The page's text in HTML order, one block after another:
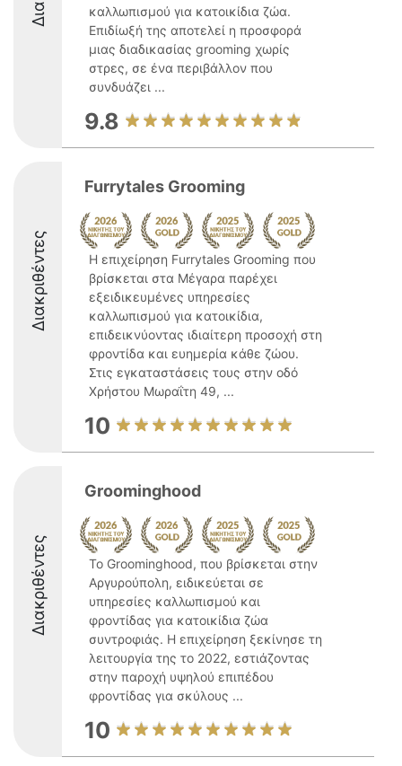
καλλωπισμού για κατοικίδια ζώα.
Επιδίωξή της αποτελεί η προσφορά
μιας διαδικασίας grooming χωρίς
στρες, σε ένα περιβάλλον που
συνδυάζει ...
9.8
Διακριθέντες
Furrytales Grooming
Η επιχείρηση Furrytales Grooming που
βρίσκεται στα Μέγαρα παρέχει
εξειδικευμένες υπηρεσίες
καλλωπισμού για κατοικίδια,
επιδεικνύοντας ιδιαίτερη προσοχή στη
φροντίδα και ευημερία κάθε ζώου.
Στις εγκαταστάσεις τους στην οδό
Χρήστου Μωραΐτη 49, ...
10
Διακριθέντες
Groominghood
Το Groominghood, που βρίσκεται στην
Αργυρούπολη, ειδικεύεται σε
υπηρεσίες καλλωπισμού και
φροντίδας για κατοικίδια ζώα
συντροφιάς. Η επιχείρηση ξεκίνησε τη
λειτουργία της το 2022, εστιάζοντας
στην παροχή υψηλού επιπέδου
φροντίδας για σκύλους ...
10